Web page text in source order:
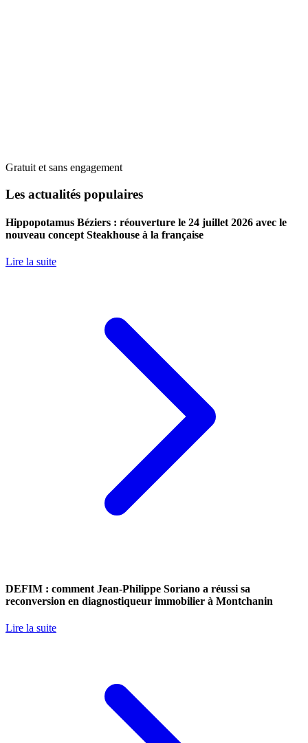
Gratuit et sans engagement
Les actualités populaires
Hippopotamus Béziers : réouverture le 24 juillet 2026 avec le
nouveau concept Steakhouse à la française
Lire la suite
DEFIM : comment Jean-Philippe Soriano a réussi sa
reconversion en diagnostiqueur immobilier à Montchanin
Lire la suite